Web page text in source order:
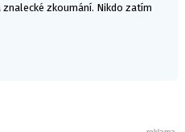
zkoumání. Nikdo zatím